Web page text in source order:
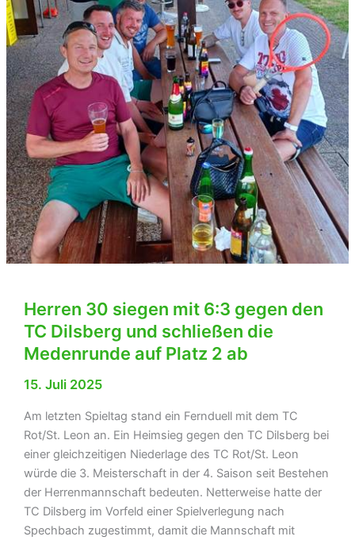
Herren 30 siegen mit 6:3 gegen den
TC Dilsberg und schließen die
Medenrunde auf Platz 2 ab
15. Juli 2025
Am letzten Spieltag stand ein Fernduell mit dem TC
Rot/St. Leon an. Ein Heimsieg gegen den TC Dilsberg bei
einer gleichzeitigen Niederlage des TC Rot/St. Leon
würde die 3. Meisterschaft in der 4. Saison seit Bestehen
der Herrenmannschaft bedeuten. Netterweise hatte der
TC Dilsberg im Vorfeld einer Spielverlegung nach
Spechbach zugestimmt, damit die Mannschaft mit